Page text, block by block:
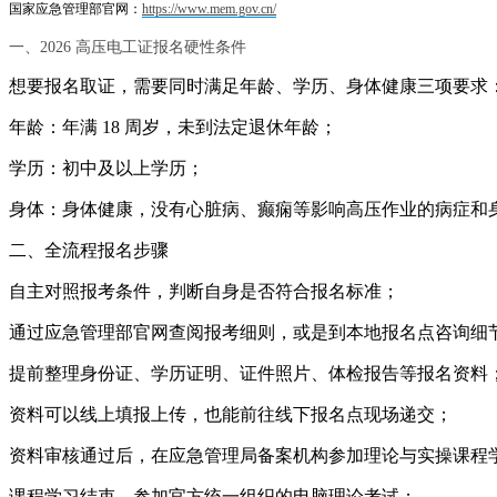
国家应急管理部官网： https://www.mem.gov.cn/
一、2026 高压电工证报名硬性条件
想要报名取证，需要同时满足年龄、学历、身体健康三项要求：
年龄：年满 18 周岁，未到法定退休年龄；
学历：初中及以上学历；
身体：身体健康，没有心脏病、癫痫等影响高压作业的病症和
二、全流程报名步骤
自主对照报考条件，判断自身是否符合报名标准；
通过应急管理部官网查阅报考细则，或是到本地报名点咨询细
提前整理身份证、学历证明、证件照片、体检报告等报名资料；
资料可以线上填报上传，也能前往线下报名点现场递交；
资料审核通过后，在应急管理局备案机构参加理论与实操课程